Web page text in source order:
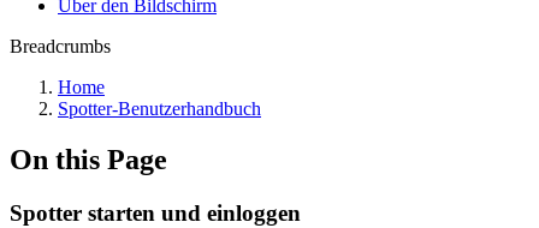
Über den Bildschirm
Breadcrumbs
Home
Spotter-Benutzerhandbuch
On this Page
Spotter starten und einloggen